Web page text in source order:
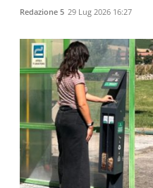
Redazione 5 29 Lug 2026 16:27